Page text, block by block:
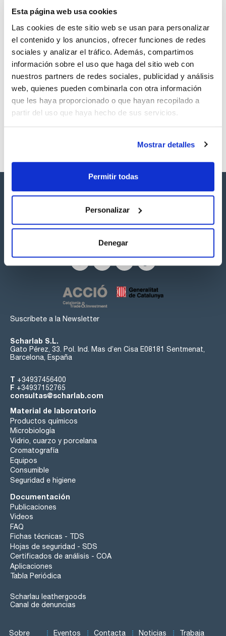
Esta página web usa cookies
Las cookies de este sitio web se usan para personalizar
el contenido y los anuncios, ofrecer funciones de redes
sociales y analizar el tráfico. Además, compartimos
información sobre el uso que haga del sitio web con
nuestros partners de redes sociales, publicidad y análisis
web, quienes pueden combinarla con otra información
que les haya proporcionado o que hayan recopilado a
partir del uso que haya hecho de sus servicios.
Mostrar detalles
Permitir todas
Personalizar
Denegar
ajuste de tensión
- Platina mecánica con mandos coaxiales ergonómicos en
lado derecho, sistema sin cremallera
- Condensador Abbe A.N. 0.90/1.25 con diafragma iris y
ranura
- Iluminación Koehler mediante lámpara halógena de cuarzo
6V/30W con control de intensidad
- Filtro azul 45mm, aceite de inmersión (5ml), cable de
alimentación, llave hexagonal Allen, tornillo cabezal y funda
protectora
Regístrate para
descargas
SDS/ Hoja de seguridad
Regístrate para
descargas
Los productos marcados con esta imagen son
productos marca Scharlau habitualmente en stock,
listos para una entrega inmediata.
Síguenos:
Suscríbete a la Newsletter
Scharlab S.L.
Gato Pérez, 33. Pol. Ind. Mas d’en Cisa E08181 Sentmenat,
Barcelona, España
T +34937456400
F +34937152765
consultas@scharlab.com
Material de laboratorio
Productos químicos
Microbiología
Vidrio, cuarzo y porcelana
Cromatografía
Equipos
Consumible
Seguridad e higiene
Documentación
Publicaciones
Videos
FAQ
Fichas técnicas - TDS
Hojas de seguridad - SDS
Certificados de análisis - COA
Aplicaciones
Tabla Periódica
Scharlau leathergoods
Canal de denuncias
Sobre Eventos Contacta Noticias Trabaja